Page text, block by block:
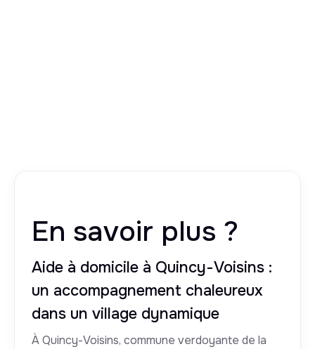
En savoir plus ?
Aide à domicile à Quincy-Voisins :
un accompagnement chaleureux
dans un village dynamique
À Quincy-Voisins, commune verdoyante de la